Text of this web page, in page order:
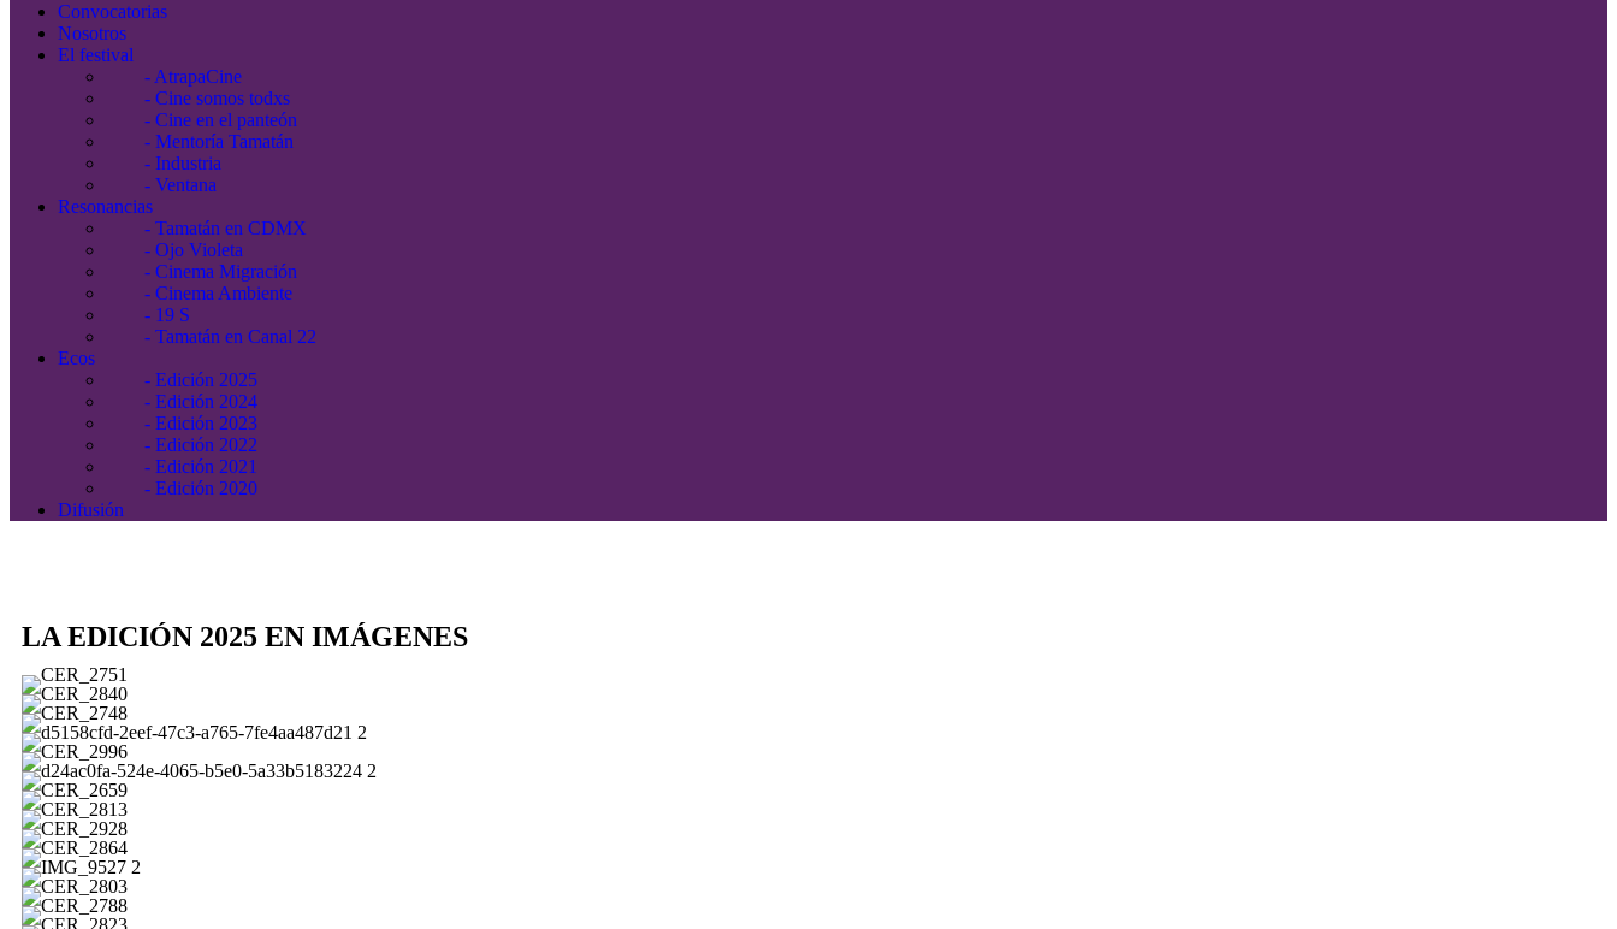
Convocatorias
Nosotros
El festival
- AtrapaCine
- Cine somos todxs
- Cine en el panteón
- Mentoría Tamatán
- Industria
- Ventana
Resonancias
- Tamatán en CDMX
- Ojo Violeta
- Cinema Migración
- Cinema Ambiente
- 19 S
- Tamatán en Canal 22
Ecos
- Edición 2025
- Edición 2024
- Edición 2023
- Edición 2022
- Edición 2021
- Edición 2020
Difusión
LA EDICIÓN 2025 EN IMÁGENES